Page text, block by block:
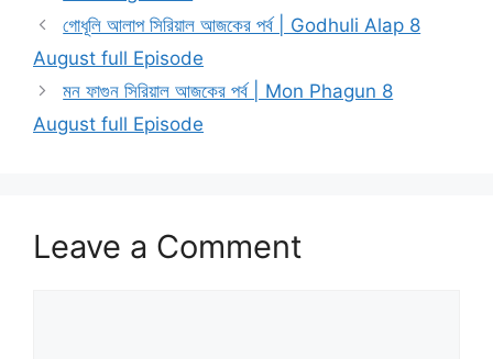
গোধূলি আলাপ সিরিয়াল আজকের পর্ব | Godhuli Alap 8
August full Episode
মন ফাগুন সিরিয়াল আজকের পর্ব | Mon Phagun 8
August full Episode
Leave a Comment